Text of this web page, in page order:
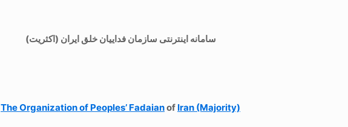
سامانه اینترنتی سازمان فداییان خلق ایران (اکثریت)
The Organization of Peoples’ Fadaianof Iran (Majority)